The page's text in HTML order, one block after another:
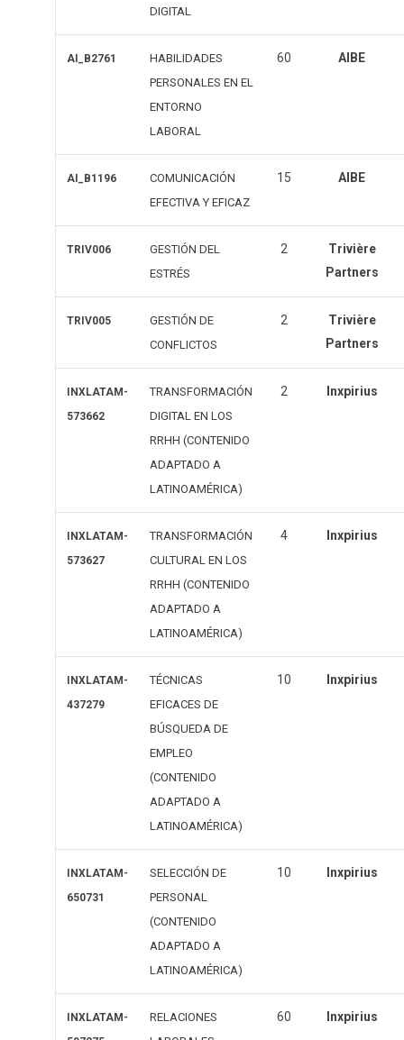
DIGITAL
AI_B2761
HABILIDADES
PERSONALES EN EL
ENTORNO
LABORAL
60 AIBE
AI_B1196
COMUNICACIÓN
EFECTIVA Y EFICAZ
15 AIBE
TRIV006
GESTIÓN DEL
ESTRÉS
2
Trivière
Partners
TRIV005
GESTIÓN DE
CONFLICTOS
2
Trivière
Partners
INXLATAM-
573662
TRANSFORMACIÓN
DIGITAL EN LOS
RRHH (CONTENIDO
ADAPTADO A
LATINOAMÉRICA)
2 Inxpirius
INXLATAM-
573627
TRANSFORMACIÓN
CULTURAL EN LOS
RRHH (CONTENIDO
ADAPTADO A
LATINOAMÉRICA)
4 Inxpirius
INXLATAM-
437279
TÉCNICAS
EFICACES DE
BÚSQUEDA DE
EMPLEO
(CONTENIDO
ADAPTADO A
LATINOAMÉRICA)
10 Inxpirius
INXLATAM-
650731
SELECCIÓN DE
PERSONAL
(CONTENIDO
ADAPTADO A
LATINOAMÉRICA)
10 Inxpirius
INXLATAM-
RELACIONES
60 Inxpirius